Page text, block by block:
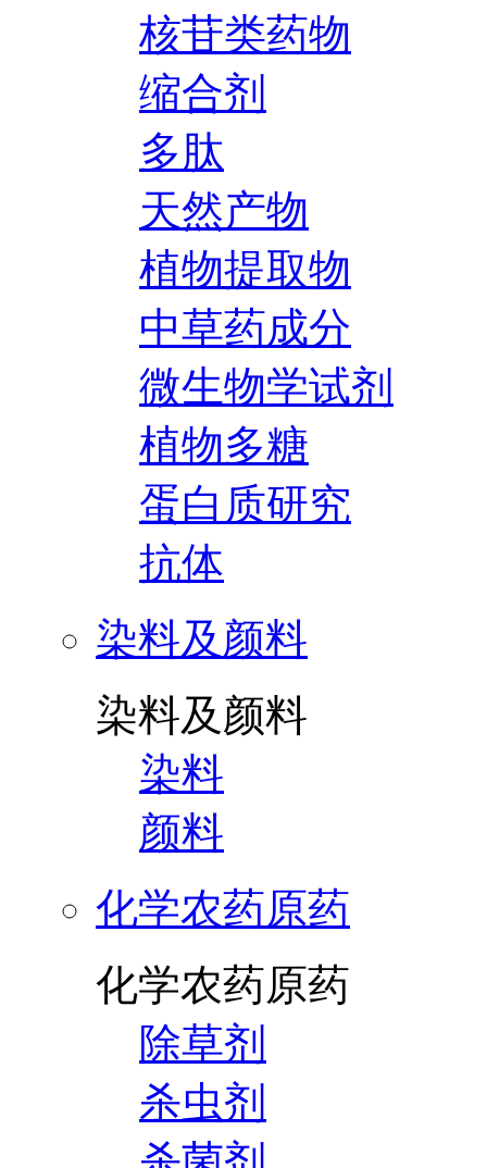
核苷类药物
缩合剂
多肽
天然产物
植物提取物
中草药成分
微生物学试剂
植物多糖
蛋白质研究
抗体
染料及颜料
染料及颜料
染料
颜料
化学农药原药
化学农药原药
除草剂
杀虫剂